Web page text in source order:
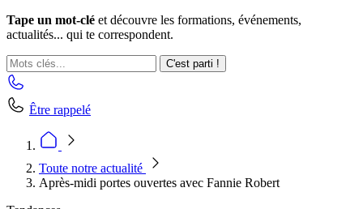
Tape un mot-clé et découvre les formations, événements,
actualités... qui te correspondent.
C'est parti !
Être rappelé
Toute notre actualité
Après-midi portes ouvertes avec Fannie Robert